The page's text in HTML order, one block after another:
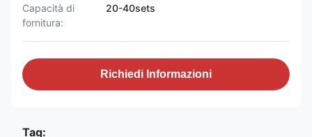
Capacità di
fornitura:
20-40sets
Richiedi Informazioni
Tag: